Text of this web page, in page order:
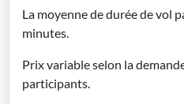
La moyenne de durée de vol
minutes.
Prix variable selon la
participants.